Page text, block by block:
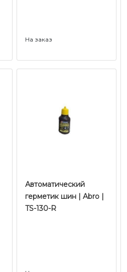
На заказ
Автоматический
герметик шин | Abro |
TS-130-R